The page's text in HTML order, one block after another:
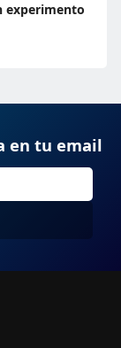
experimento
en tu email